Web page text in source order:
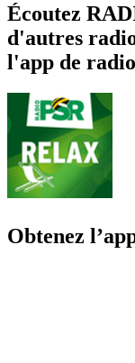
Écoutez
d'autres
l'app de
Obtenez